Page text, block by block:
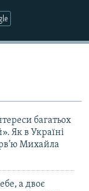
багатьох
Як в Україні
Михайла
а двоє